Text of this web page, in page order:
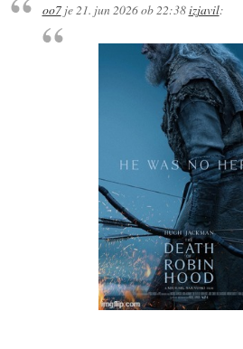
oo7je21. jun 2026 ob 22:38izjavil: